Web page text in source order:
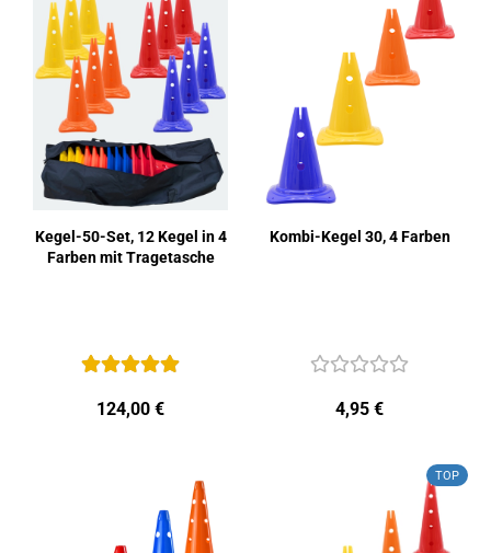
Kegel-​​50-​Set, 12 Kegel in 4
Far­ben mit Tra­ge­ta­sche
124,00 €
Kombi-​​Kegel 30, 4 Far­ben
4,95 €
TOP